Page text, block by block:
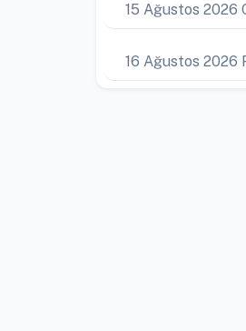
15 Ağustos 2026
16 Ağustos 2026